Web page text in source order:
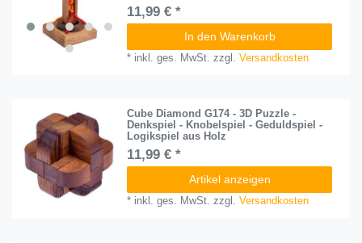
11,99 € *
In den Warenkorb
* inkl. ges. MwSt. zzgl.Versandkosten
Cube Diamond G174 - 3D Puzzle -
Denkspiel - Knobelspiel - Geduldspiel -
Logikspiel aus Holz
11,99 € *
Artikel anzeigen
* inkl. ges. MwSt. zzgl.Versandkosten